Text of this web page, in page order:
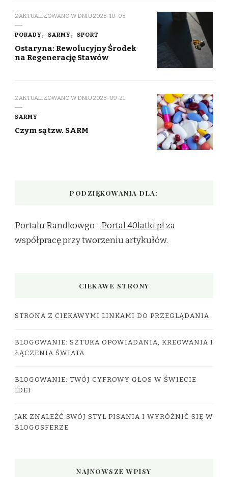
ZAKTUALIZOWANO W DNIU2023-10-03
PORADY SARMY SPORT
Ostaryna: Rewolucyjny Środek
na Regenerację Stawów
ZAKTUALIZOWANO W DNIU2023-09-21
SARMY
Czym są tzw. SARM
PODZIĘKOWANIA DLA:
Portalu Randkowgo - Portal 40latki.plza
współpracę przy tworzeniu artykułów.
CIEKAWE STRONY
STRONA Z CIEKAWYMI LINKAMI DO PRZEGLĄDANIA
BLOGOWANIE: SZTUKA OPOWIADANIA, KREOWANIA I
ŁĄCZENIA ŚWIATA
BLOGOWANIE: TWÓJ CYFROWY GŁOS W ŚWIECIE
IDEI
JAK ZNALEŹĆ SWÓJ STYL PISANIA I WYRÓŻNIĆ SIĘ W
BLOGOSFERZE
NAJNOWSZE WPISY